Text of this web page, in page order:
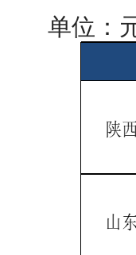
单位：